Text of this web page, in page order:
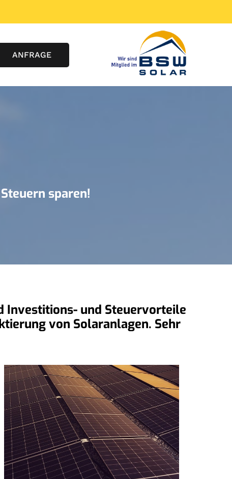
ANFRAGE
sparen!
Investitions- und Steuervorteile
von Solaranlagen. Sehr